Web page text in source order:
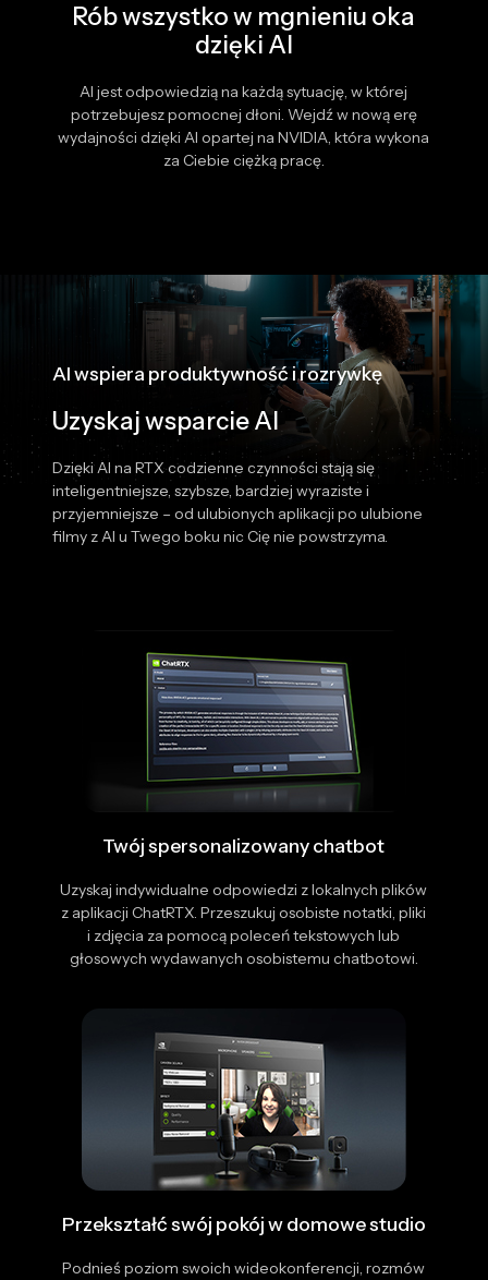
Rób wszystko w mgnieniu oka
dzięki AI
AI jest odpowiedzią na każdą sytuację, w której
potrzebujesz pomocnej dłoni. Wejdź w nową erę
wydajności dzięki AI opartej na NVIDIA, która wykona
za Ciebie ciężką pracę.
AI wspiera produktywność i rozrywkę
Uzyskaj wsparcie AI
Dzięki AI na RTX codzienne czynności stają się
inteligentniejsze, szybsze, bardziej wyraziste i
przyjemniejsze – od ulubionych aplikacji po ulubione
filmy z AI u Twego boku nic Cię nie powstrzyma.
Twój spersonalizowany chatbot
Uzyskaj indywidualne odpowiedzi z lokalnych plików
z aplikacji ChatRTX. Przeszukuj osobiste notatki, pliki
i zdjęcia za pomocą poleceń tekstowych lub
głosowych wydawanych osobistemu chatbotowi.
Przekształć swój pokój w domowe studio
Podnieś poziom swoich wideokonferencji, rozmów